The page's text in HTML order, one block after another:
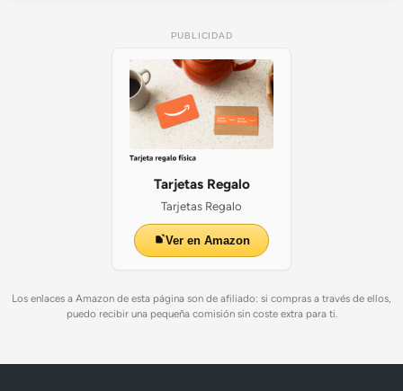
PUBLICIDAD
Tarjetas Regalo
Tarjetas Regalo
Ver en Amazon
Los enlaces a Amazon de esta página son de afiliado: si compras a través de ellos,
puedo recibir una pequeña comisión sin coste extra para ti.